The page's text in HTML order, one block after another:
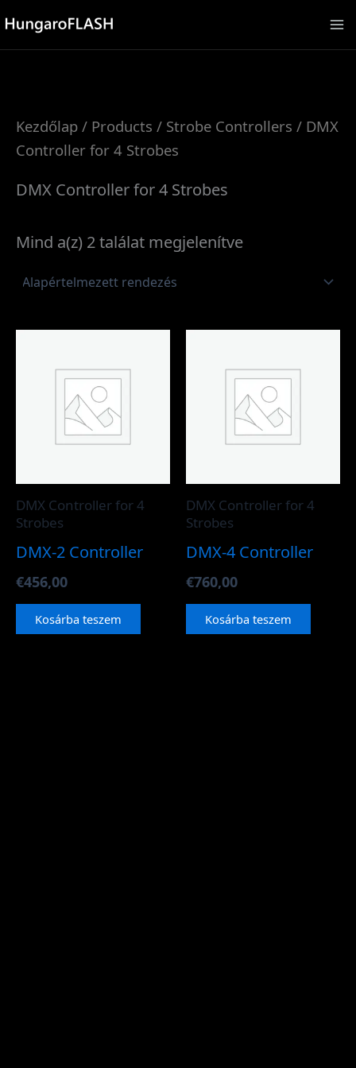
Skip
Kezdőlap / Products / Strobe Controllers / DMX
Controller for 4 Strobes
DMX Controller for 4 Strobes
Mind a(z) 2 találat megjelenítve
DMX Controller for 4
Strobes
DMX-2 Controller
€456,00
Kosárba teszem
DMX Controller for 4
Strobes
DMX-4 Controller
€760,00
Kosárba teszem